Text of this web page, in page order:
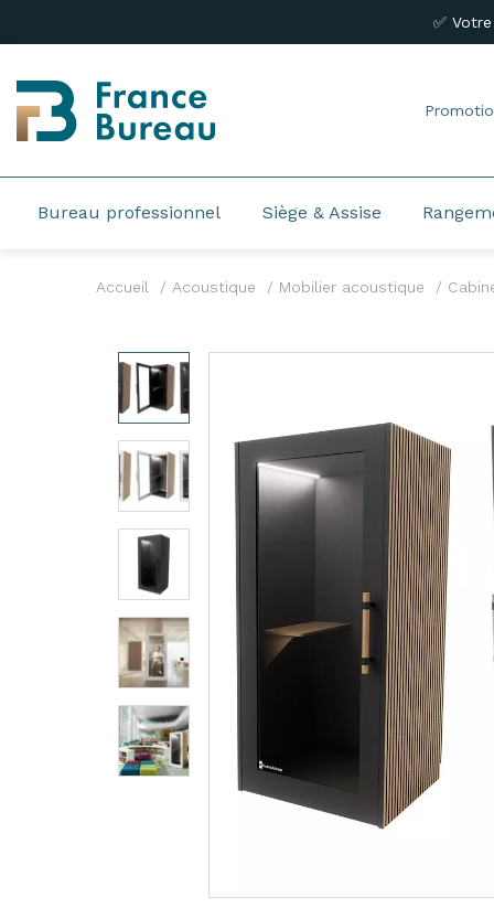
✅
Bureau professionnel Siège & Assise
Accueil Acoustique Mobilier acoustique